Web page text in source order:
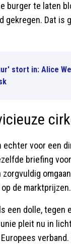
burger te laten
Dat is
stort in: Alice
echter voor een
briefing
de
een dolle,
pleit nu in